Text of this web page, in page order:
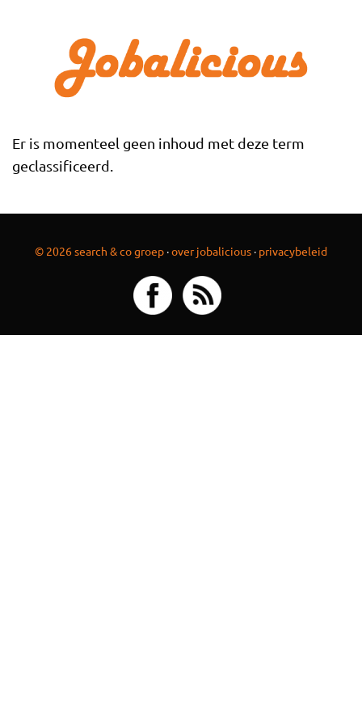
Er is momenteel geen inhoud met deze term
geclassificeerd.
© 2026 search & co groep ·over jobalicious · privacybeleid